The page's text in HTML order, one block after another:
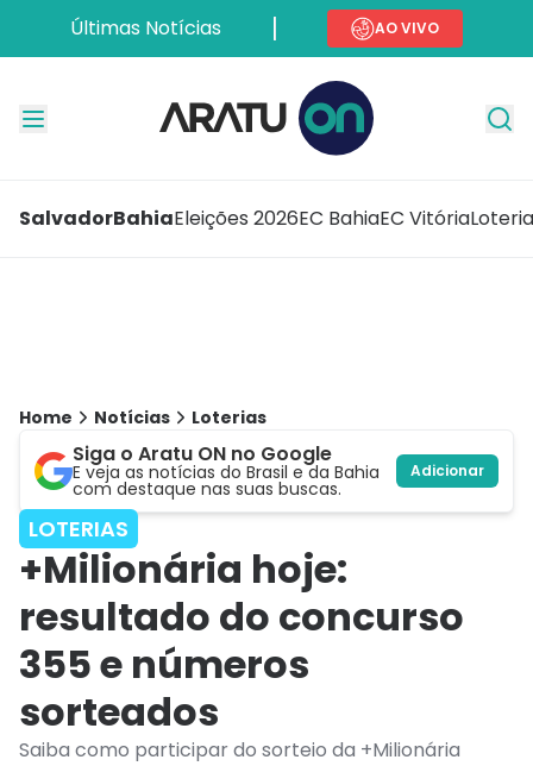
Últimas Notícias AO VIVO
SalvadorBahiaEleições 2026EC BahiaEC Vitória
Home Notícias Loterias
Siga o Aratu ON no Google
E veja as notícias do Brasil e da Bahia
com destaque nas suas buscas.
Adicionar
LOTERIAS
+Milionária hoje:
resultado do concurso
355 e números
sorteados
Saiba como participar do sorteio da +Milionária